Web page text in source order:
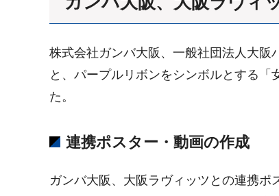
株式会社ガンバ大阪、一般社団法人大阪
と、パープルリボンをシンボルとする
た。
連携ポスター・動画の作成
ガンバ大阪、大阪ラヴィッツとの連携ポ